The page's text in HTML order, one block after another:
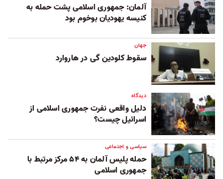
آلمان: جمهوری اسلامی پشت حمله به
کنیسه یهودیان بوخوم بود
جهان
سقوط کلودین گی در هاروارد
دیدگاه
دلیل واقعی نفرت جمهوری اسلامی از
اسرائیل چیست؟
سیاسی و اجتماعی
حمله پلیس آلمان به ۵۴ مرکز مرتبط با
جمهوری اسلامی